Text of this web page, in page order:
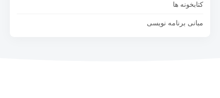
کتابخونه ها
مبانی برنامه نویسی